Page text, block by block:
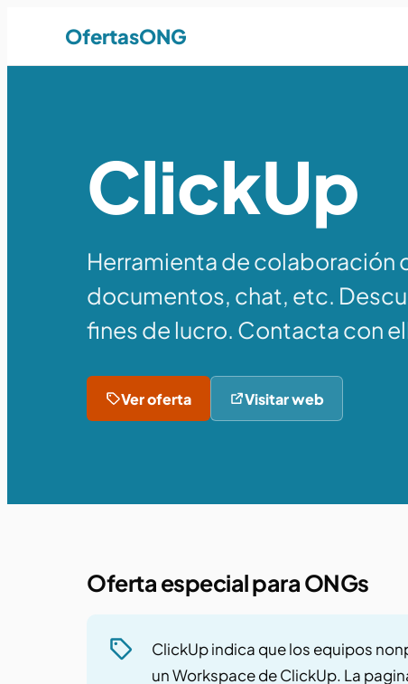
OfertasONG
ClickUp
Herramienta de colaboración
documentos, chat, etc.
fines de lucro. Contacta con
Ver oferta Visitar web
Oferta especial para ONGs
ClickUp indica que los equipos
un Workspace de ClickUp. La